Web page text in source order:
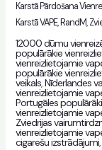
Karstā Pārdošana
Karstā VAPE, RandM,
12000 dūmu
populārākie
vienreizlietojamie
populārākie
veikals,Nīderlandes
vienreizlietojamie
Portugāles
vienreizlietojamie
Zviedrijas
vienreizlietojamie
cigarešu izstrādājumi,